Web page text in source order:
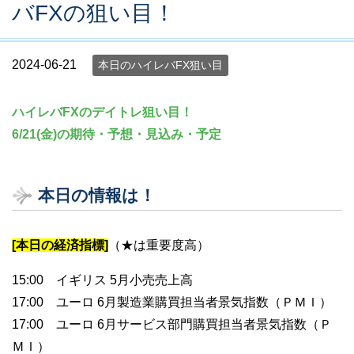
バFXの狙い目！
2024-06-21 本日のハイレバFX狙い目
ハイレバFXのデイトレ狙い目！
6/21(金)の期待・予想・見込み・予定
本日の情報は！
[本日の経済指標] （★は重要度高）
15:00 イギリス 5月小売売上高
17:00 ユーロ 6月製造業購買担当者景気指数（ＰＭＩ）
17:00 ユーロ 6月サービス部門購買担当者景気指数（Ｐ
ＭＩ）